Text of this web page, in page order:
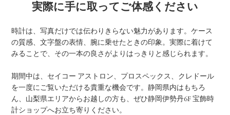
実際に手に取ってご体感ください
時計は、写真だけでは伝わりきらない魅力があります。ケース
の質感、文字盤の表情、腕に乗せたときの印象。実際に着けて
みることで、その一本の良さがよりはっきりと感じられます。
期間中は、セイコー アストロン、プロスペックス、クレドール
を一度にご覧いただける貴重な機会です。静岡県内はもちろ
ん、山梨県エリアからお越しの方も、ぜひ静岡伊勢丹6F 宝飾時
計ショップへお立ち寄りください。